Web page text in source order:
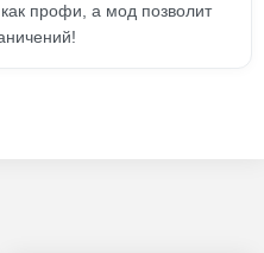
как профи, а мод позволит